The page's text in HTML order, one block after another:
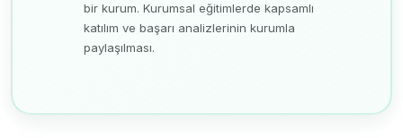
bir kurum. Kurumsal eğitimlerde kapsamlı
katılım ve başarı analizlerinin kurumla
paylaşılması.